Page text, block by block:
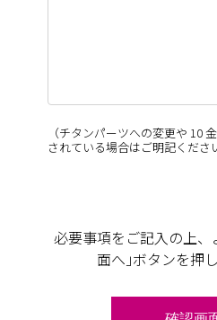
（チタンパーツへの変更や 10
されている場合はご明記くださ
必要事項をご記入の上
面へ｣ボタンを押